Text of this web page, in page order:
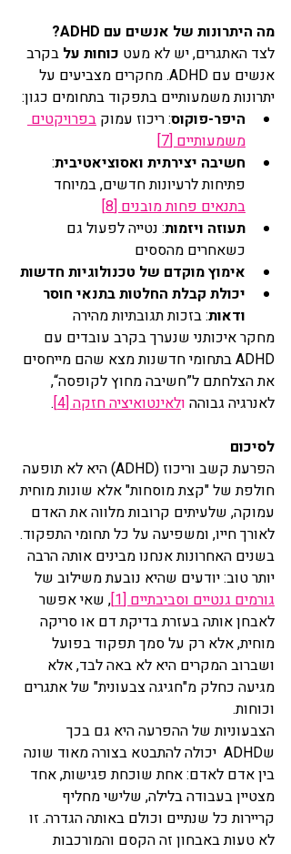
מה היתרונות של אנשים עם ADHD?
לצד האתגרים, יש לא מעט כוחות על בקרב
אנשים עם ADHD. מחקרים מצביעים על
יתרונות משמעותיים בתפקוד בתחומים כגון:
היפר-פוקוס: ריכוז עמוק בפרויקטים
משמעותיים [7]
חשיבה יצירתית ואסוציאטיבית:
פתיחות לרעיונות חדשים, במיוחד
בתנאים פחות מובנים [8]
תעוזה ויזמות: נטייה לפעול גם
כשאחרים מהססים
אימוץ מוקדם של טכנולוגיות חדשות
יכולת קבלת החלטות בתנאי חוסר
ודאות: בזכות תגובתיות מהירה
מחקר איכותני שנערך בקרב עובדים עם
ADHD בתחומי חדשנות מצא שהם מייחסים
את הצלחתם ל”חשיבה מחוץ לקופסה“,
לאנרגיה גבוהה ולאינטואיציה חזקה [4] .
לסיכום
הפרעת קשב וריכוז (ADHD) היא לא תופעה
חולפת של "קצת מוסחות" אלא שונות מוחית
עמוקה, שלעיתים קרובות מלווה את האדם
לאורך חייו, ומשפיעה על כל תחומי התפקוד.
בשנים האחרונות אנחנו מבינים אותה הרבה
יותר טוב: יודעים שהיא נובעת משילוב של
גורמים גנטיים וסביבתיים [1] , שאי אפשר
לאבחן אותה בעזרת בדיקת דם או סריקה
מוחית, אלא רק על סמך תפקוד בפועל
ושברוב המקרים היא לא באה לבד, אלא
מגיעה כחלק מ"חגיגה צבעונית" של אתגרים
וכוחות.
הצבעוניות של ההפרעה היא גם בכך
שADHD  יכולה להתבטא בצורה מאוד שונה
בין אדם לאדם: אחת שוכחת פגישות, אחד
מצטיין בעבודה בלילה, שלישי מחליף
קריירות כל שנתיים וכולם באותה הגדרה. זו
לא טעות באבחון זה הקסם והמורכבות